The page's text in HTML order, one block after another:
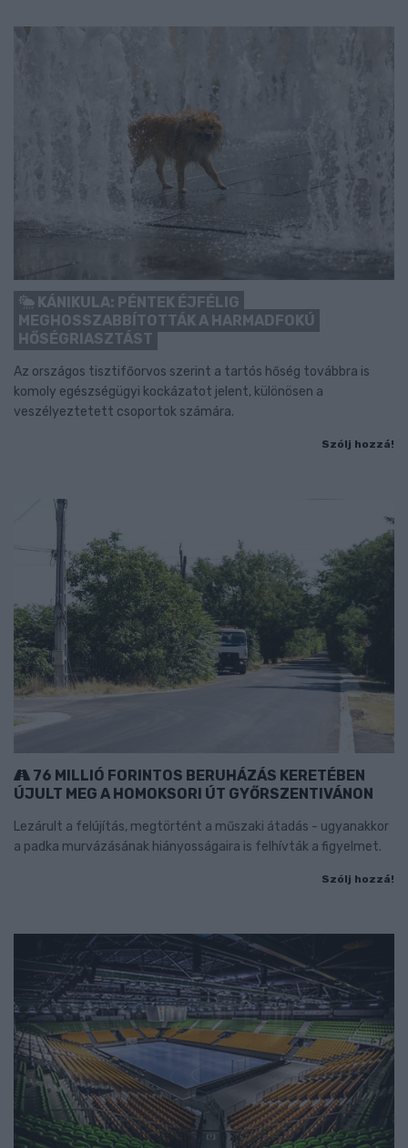
KÁNIKULA: PÉNTEK ÉJFÉLIG
MEGHOSSZABBÍTOTTÁK A HARMADFOKÚ
HŐSÉGRIASZTÁST
Az országos tisztifőorvos szerint a tartós hőség továbbra is
komoly egészségügyi kockázatot jelent, különösen a
veszélyeztetett csoportok számára.
Szólj hozzá!
76 MILLIÓ FORINTOS BERUHÁZÁS KERETÉBEN
ÚJULT MEG A HOMOKSORI ÚT GYŐRSZENTIVÁNON
Lezárult a felújítás, megtörtént a műszaki átadás - ugyanakkor
a padka murvázásának hiányosságaira is felhívták a figyelmet.
Szólj hozzá!